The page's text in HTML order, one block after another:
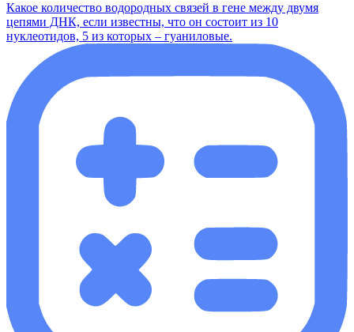
Какое количество водородных связей в гене между двумя
цепями ДНК, если известны, что он состоит из 10
нуклеотидов, 5 из которых – гуаниловые.